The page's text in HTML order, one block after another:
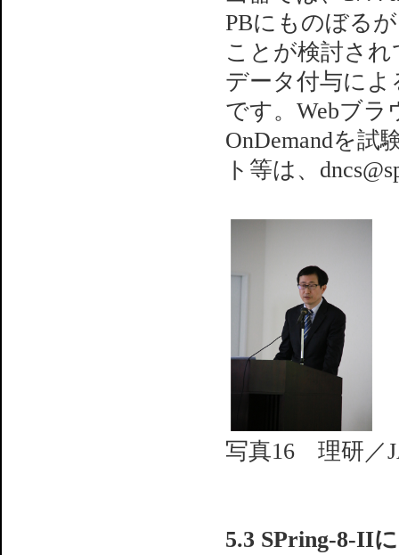
PBにものぼる
ことが検討さ
データ付与に
です。Webブラ
OnDemandを
ト等は、
写真16 理研／
5.3 SPring-8-II